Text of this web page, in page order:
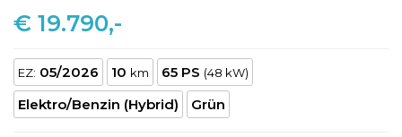
€ 19.790,-
EZ: 05/2026 10 km 65 PS (48 kW)
Elektro/Benzin (Hybrid) Grün